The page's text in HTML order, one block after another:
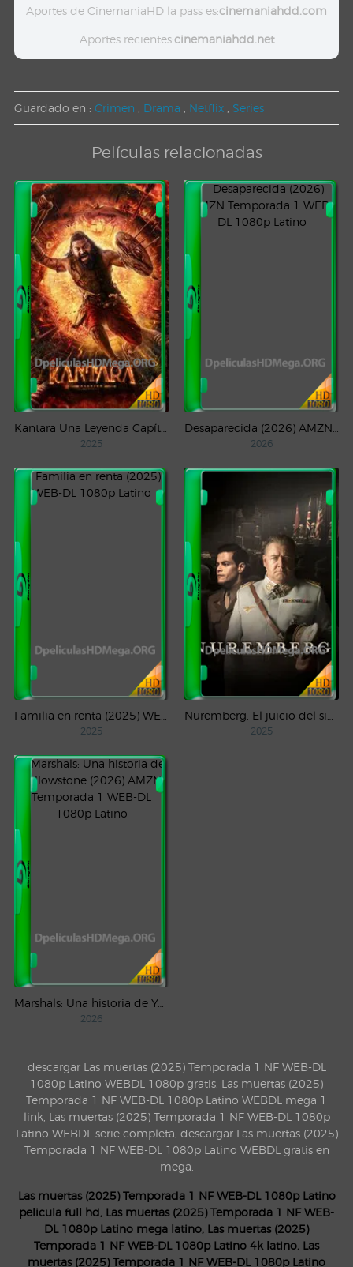
Aportes de CinemaniaHD la pass es:cinemaniahdd.com
Aportes recientes:cinemaniahdd.net
Guardado en : Crimen Drama Netflix Series
Películas relacionadas
2025 2026
2025 2025
Marshals: Una historia de Yellowstone (2026) AMZN Temporada 1 WEB-DL 1080p Latino
2026
descargar Las muertas (2025) Temporada 1 NF WEB-DL
1080p Latino WEBDL 1080p gratis, Las muertas (2025)
Temporada 1 NF WEB-DL 1080p Latino WEBDL mega 1
link, Las muertas (2025) Temporada 1 NF WEB-DL 1080p
Latino WEBDL serie completa, descargar Las muertas (2025)
Temporada 1 NF WEB-DL 1080p Latino WEBDL gratis en
mega.
Las muertas (2025) Temporada 1 NF WEB-DL 1080p Latino
pelicula full hd, Las muertas (2025) Temporada 1 NF WEB-
DL 1080p Latino mega latino, Las muertas (2025)
Temporada 1 NF WEB-DL 1080p Latino 4k latino, Las
muertas (2025) Temporada 1 NF WEB-DL 1080p Latino